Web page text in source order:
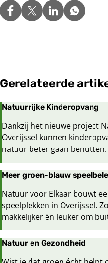
Gerelateerde
Natuurrijke Kinderopvang
Dankzij het nieuwe project
Overijssel kunnen
natuur beter gaan benutten.
Meer groen-blauw
Natuur voor Elkaar bouwt
speelplekken in Overijssel.
makkelijker én leuker om
Natuur en Gezondheid